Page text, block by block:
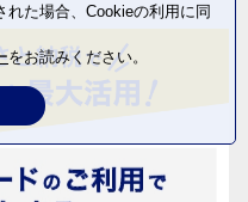
た場合、Cookieの利用に同
をお読みください。